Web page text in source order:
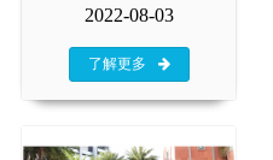
2022-08-03
了解更多